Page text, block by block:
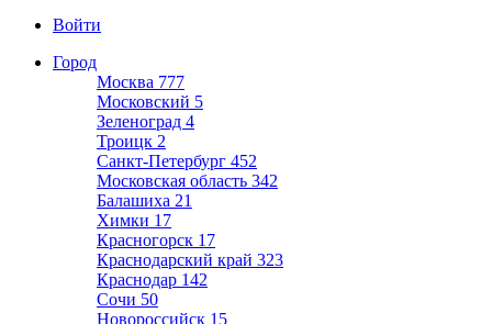
Войти
Город
Москва 777
Московский 5
Зеленоград 4
Троицк 2
Санкт-Петербург 452
Московская область 342
Балашиха 21
Химки 17
Красногорск 17
Краснодарский край 323
Краснодар 142
Сочи 50
Новороссийск 15